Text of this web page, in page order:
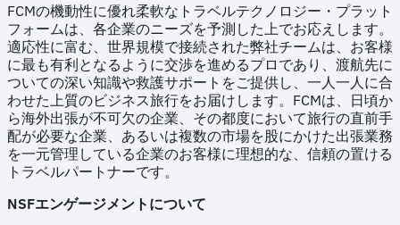
FCMの機動性に優れ柔軟なトラベルテクノロジー・プラット
フォームは、各企業のニーズを予測した上でお応えします。
適応性に富む、世界規模で接続された弊社チームは、お客様
に最も有利となるように交渉を進めるプロであり、渡航先に
ついての深い知識や救護サポートをご提供し、一人一人に合
わせた上質のビジネス旅行をお届けします。FCMは、日頃か
ら海外出張が不可欠の企業、その都度において旅行の直前手
配が必要な企業、あるいは複数の市場を股にかけた出張業務
を一元管理している企業のお客様に理想的な、信頼の置ける
トラベルパートナーです。
NSFエンゲージメントについて